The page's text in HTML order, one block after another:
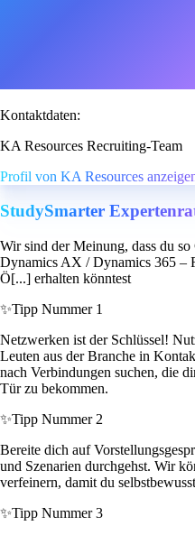
Kontaktdaten:
KA Resources Recruiting-Team
Profil von KA Resources
StudySmarter
Wir sind der Meinung, dass du
Dynamics AX / Dynamics 365 –
Ö[...] erhalten könntest
✨Tipp Nummer 1
Netzwerken ist der Schlüssel!
Leuten aus der Branche in
nach Verbindungen suchen, die
Tür zu bekommen.
✨Tipp Nummer 2
Bereite dich auf
und Szenarien durchgehst. Wir
verfeinern, damit du
✨Tipp Nummer 3